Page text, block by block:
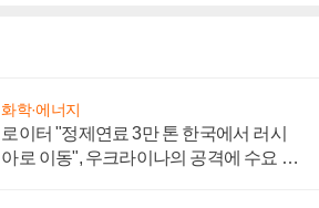
화학·에너지
로이터 "정제연료 3만 톤 한국에서 러시
아로 이동", 우크라이나의 공격에 수요 늘